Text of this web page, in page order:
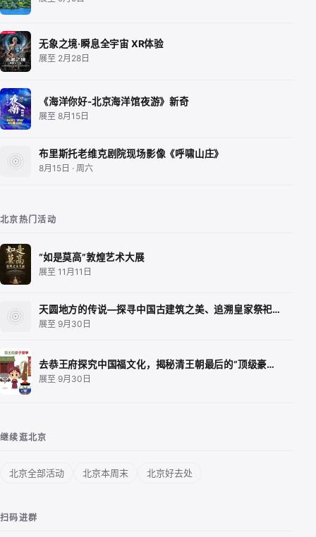
无象之境·瞬息全宇宙 XR体验
展至 2月28日
《海洋你好-北京海洋馆夜游》新奇
展至 8月15日
布里斯托老维克剧院现场影像《呼啸山庄》
8月15日 · 周六
北京热门活动
“如是莫高”敦煌艺术大展
展至 11月11日
天圆地方的传说—探寻中国古建筑之美、追溯皇家祭祀…
展至 9月30日
去恭王府探究中国福文化，揭秘清王朝最后的“顶级豪…
展至 9月30日
继续逛北京
北京全部活动 北京本周末 北京好去处
扫码进群